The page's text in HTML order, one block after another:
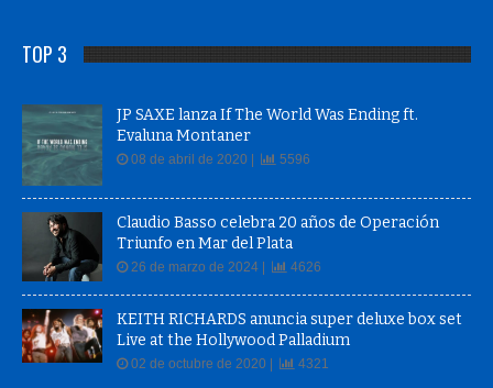
TOP 3
JP SAXE lanza If The World Was Ending ft.
Evaluna Montaner
08 de abril de 2020 | 5596
Claudio Basso celebra 20 años de Operación
Triunfo en Mar del Plata
26 de marzo de 2024 | 4626
KEITH RICHARDS anuncia super deluxe box set
Live at the Hollywood Palladium
02 de octubre de 2020 | 4321